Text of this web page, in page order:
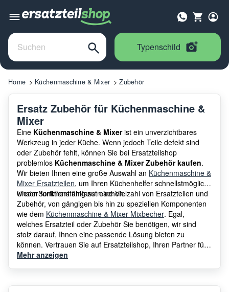
Typenschild
Home Küchenmaschine & Mixer Zubehör
Ersatz Zubehör für Küchenmaschine &
Mixer
Eine Küchenmaschine & Mixerist ein unverzichtbares
Werkzeug in jeder Küche. Wenn jedoch Teile defekt sind
oder Zubehör fehlt, können Sie bei Ersatzteilshop
problemlos Küchenmaschine & Mixer Zubehör kaufen.
Wir bieten Ihnen eine große Auswahl an Küchenmaschine &
Mixer Ersatzteilen, um Ihren Küchenhelfer schnellstmöglich
wieder funktionsfähig zu machen.
Unser Sortiment umfasst eine Vielzahl von Ersatzteilen und
Zubehör, von gängigen bis hin zu speziellen Komponenten
wie dem Küchenmaschine & Mixer Mixbecher. Egal,
welches Ersatzteil oder Zubehör Sie benötigen, wir sind
stolz darauf, Ihnen eine passende Lösung bieten zu
können. Vertrauen Sie auf Ersatzteilshop, Ihren Partner für
Küchenmaschine & Mixer Ersatzteile und Zubehör.
Mehr anzeigen